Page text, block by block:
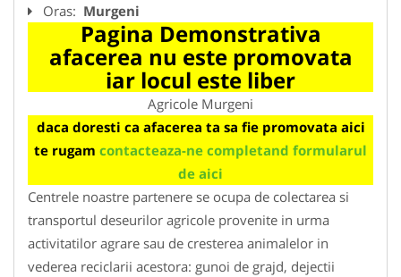
Oras: Murgeni
Pagina Demonstrativa
afacerea nu este promovata
iar locul este liber
Agricole Murgeni
daca doresti ca afacerea ta sa fie promovata aici
te rugam contacteaza-ne completand formularul
de aici
Centrele noastre partenere se ocupa de colectarea si
transportul deseurilor agricole provenite in urma
activitatilor agrare sau de cresterea animalelor in
vederea reciclarii acestora: gunoi de grajd, dejectii